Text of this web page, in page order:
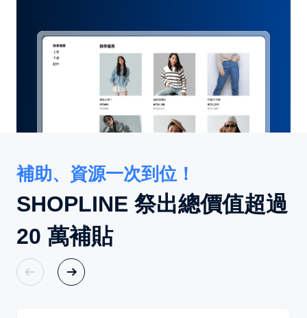
補助、資源一次到位！
SHOPLINE 祭出總價值超過
20 萬補貼